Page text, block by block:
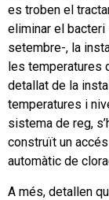
es troben el
eliminar el
setembre-, la
les temperatures
detallat de la
temperatures i
sistema de reg,
construït un
automàtic de
A més, detallen